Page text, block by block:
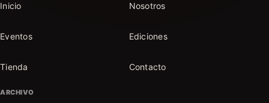
Inicio Nosotros
Eventos Ediciones
Tienda Contacto
ARCHIVO